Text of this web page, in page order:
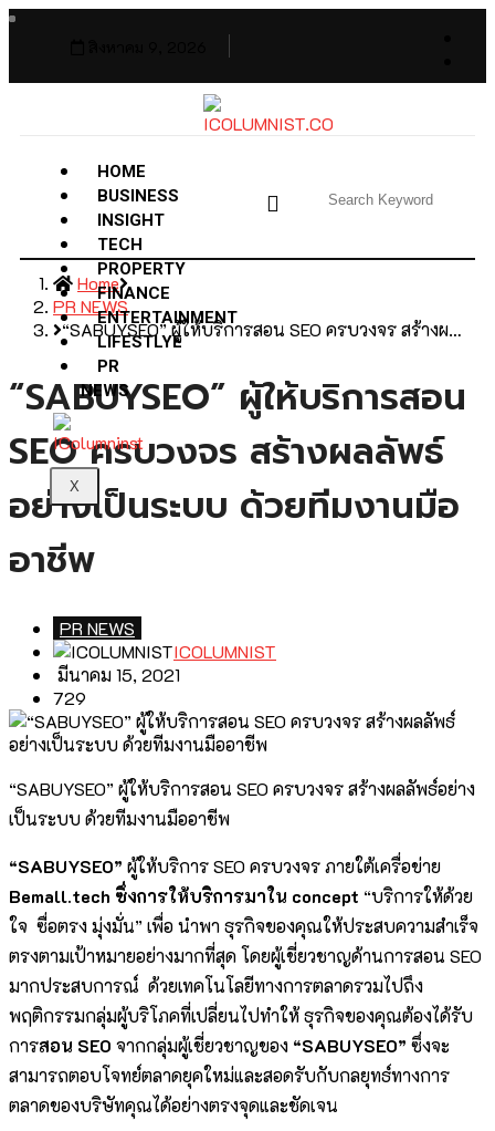
HOME
BUSINESS
INSIGHT
TECH
PROPERTY
FINANCE
ENTERTAINMENT
LIFESTLYE
PR
NEWS
X
Home
PR NEWS
“SABUYSEO” ผู้ให้บริการสอน SEO ครบวงจร สร้างผ…
“SABUYSEO” ผู้ให้บริการสอน
SEO ครบวงจร สร้างผลลัพธ์
อย่างเป็นระบบ ด้วยทีมงานมือ
อาชีพ
PR NEWS
ICOLUMNIST
มีนาคม 15, 2021
729
“SABUYSEO” ผู้ให้บริการสอน SEO ครบวงจร สร้างผลลัพธ์อย่าง
เป็นระบบ ด้วยทีมงานมืออาชีพ
“SABUYSEO” ผู้ให้บริการ SEO ครบวงจร ภายใต้เครื่อข่าย
Bemall.tech ซึ่งการให้บริการมาใน concept “บริการให้ด้วย
ใจ ซื่อตรง มุ่งมั่น” เพื่อ นำพา ธุรกิจของคุณให้ประสบความสำเร็จ
ตรงตามเป้าหมายอย่างมากที่สุด โดยผู้เชี่ยวชาญด้านการสอน SEO
มากประสบการณ์ ด้วยเทคโนโลยีทางการตลาดรวมไปถึง
พฤติกรรมกลุ่มผู้บริโภคที่เปลี่ยนไปทำให้ ธุรกิจของคุณต้องได้รับ
การสอน SEO จากกลุ่มผู้เชี่ยวชาญของ “SABUYSEO” ซึ่งจะ
สามารถตอบโจทย์ตลาดยุคใหม่และสอดรับกับกลยุทธ์ทางการ
ตลาดของบริษัทคุณได้อย่างตรงจุดและชัดเจน